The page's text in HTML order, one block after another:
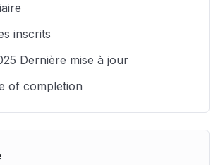
inscrits
Dernière mise à jour
of completion